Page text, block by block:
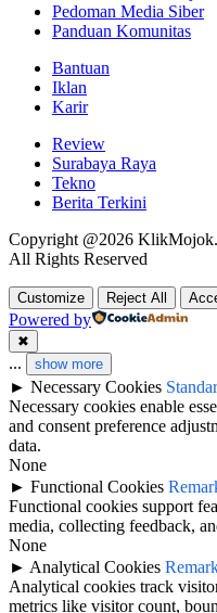
Pedoman Media Siber
Panduan Komunitas
Bantuan
Iklan
Karir
Review
Surabaya Raya
Tekno
Berita Terkini
Copyright @2026
All Rights Reserved
Customize Reject All
Powered by
✖
... show more
► Necessary Cookies
Necessary cookies enable
and consent preference
data.
None
► Functional Cookies
Functional cookies support
media, collecting feedback,
None
► Analytical Cookies
Analytical cookies track
metrics like visitor count,